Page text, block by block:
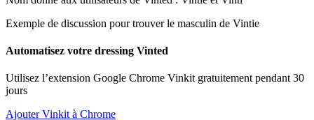
Exemple de discussion pour trouver le masculin de Vintie
Automatisez votre dressing Vinted
Utilisez l’extension Google Chrome Vinkit gratuitement pendant 30
jours
Ajouter Vinkit à Chrome